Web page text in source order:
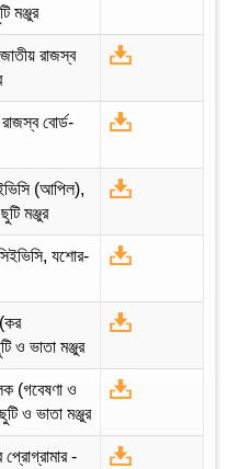
মঞ্জুর
রাজস্ব
বোর্ড-
(আপিল),
মঞ্জুর
যশোর-
ও ভাতা মঞ্জুর
(গবেষণা ও
ও ভাতা মঞ্জুর
-